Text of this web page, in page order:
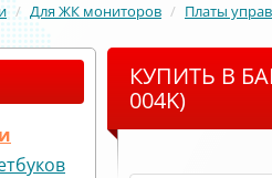
Для ЖК мониторов Платы
КУПИТЬ В
004K)